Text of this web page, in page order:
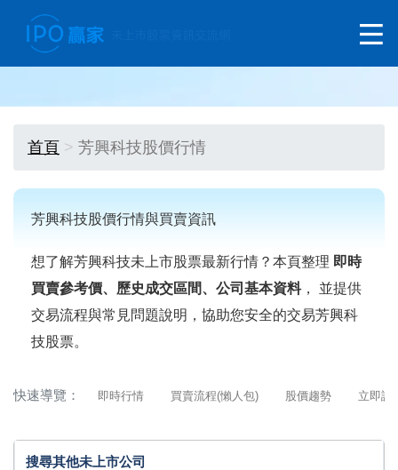
首頁 芳興科技股價行情
芳興科技股價行情與買賣資訊
想了解芳興科技未上市股票最新行情？本頁整理 即時
買賣參考價、歷史成交區間、公司基本資料， 並提供
交易流程與常見問題說明，協助您安全的交易芳興科
技股票。
快速導覽： 即時行情 買賣流程(懶人包) 股價趨勢 立即詢
搜尋其他未上市公司
搜尋其他未上市公司